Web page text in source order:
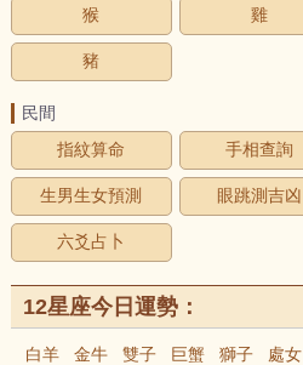
猴 雞
豬
民間
指紋算命
手相查詢
生男生女預測 眼跳測吉凶
六爻占卜
12星座今日運勢：
白羊 金牛 雙子 巨蟹 獅子 處女